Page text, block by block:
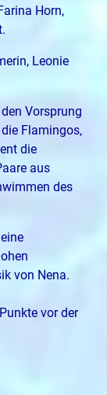
Horn,
Leonie
Vorsprung
Flamingos,
die
aus
des
von Nena.
vor der